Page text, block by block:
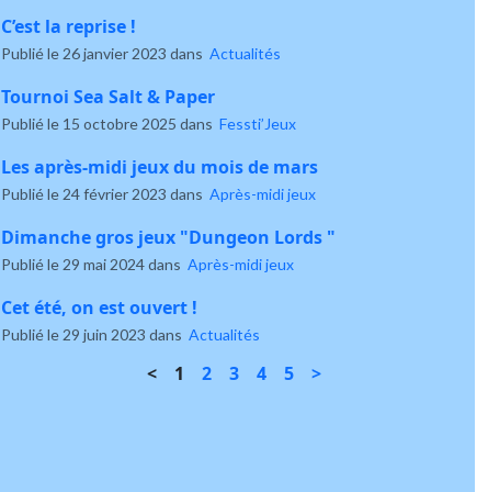
C’est la reprise !
Publié le 26 janvier 2023 dans Actualités
Tournoi Sea Salt & Paper
Publié le 15 octobre 2025 dans Fessti’Jeux
Les après-midi jeux du mois de mars
Publié le 24 février 2023 dans Après-midi jeux
Dimanche gros jeux "Dungeon Lords "
Publié le 29 mai 2024 dans Après-midi jeux
Cet été, on est ouvert !
Publié le 29 juin 2023 dans Actualités
< 1 2 3 4 5 >